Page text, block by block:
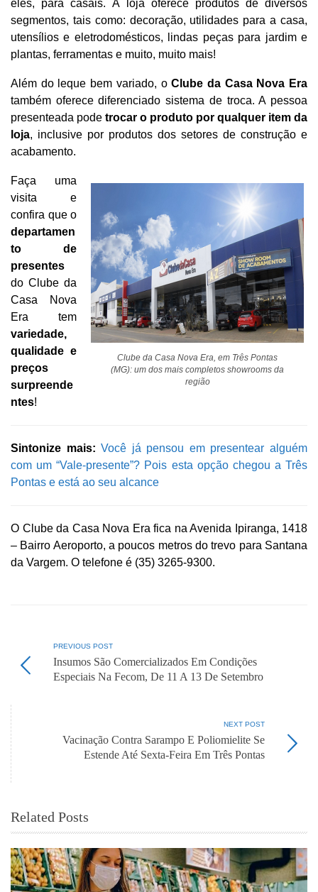
eles, para casais. A loja oferece produtos de diversos
segmentos, tais como: decoração, utilidades para a casa,
utensílios e eletrodomésticos, lindas peças para jardim e
plantas, ferramentas e muito, muito mais!
Além do leque bem variado, oClube da Casa Nova Era
também oferece diferenciado sistema de troca. A pessoa
presenteada pode trocar o produto por qualquer item da
loja, inclusive por produtos dos setores de construção e
acabamento.
Clube da Casa Nova Era, em Três Pontas
(MG): um dos mais completos showrooms da
região
Faça uma
visita e
confira que o
departamen
to de
presentes
do Clube da
Casa Nova
Era tem
variedade,
qualidade e
preços
surpreende
ntes!
Sintonize mais:Você já pensou em presentear alguém
com um “Vale-presente”? Pois esta opção chegou a Três
Pontas e está ao seu alcance
O Clube da Casa Nova Era fica na Avenida Ipiranga, 1418
– Bairro Aeroporto, a poucos metros do trevo para Santana
da Vargem. O telefone é (35) 3265-9300.
PREVIOUS POST
Insumos São Comercializados Em Condições
Especiais Na Fecom, De 11 A 13 De Setembro
NEXT POST
Vacinação Contra Sarampo E Poliomielite Se
Estende Até Sexta-Feira Em Três Pontas
Related Posts